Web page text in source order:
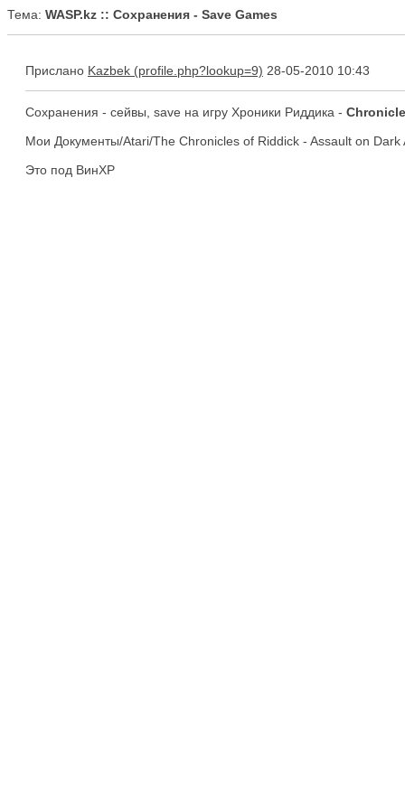
Тема: WASP.kz :: Сохранения - Save Games
Прислано Kazbek 28-05-2010 10:43
Сохранения - сейвы, save на игру Хроники Риддика -
Мои Документы/Atari/The Chronicles of Riddick - Assault on Dark
Это под ВинХР